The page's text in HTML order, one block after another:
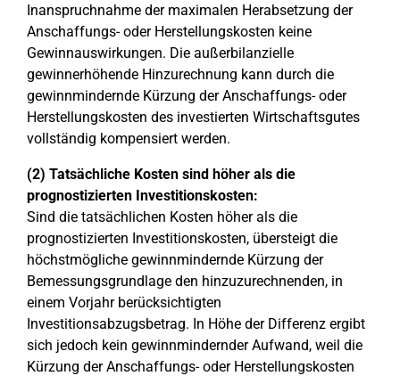
Inanspruchnahme der maximalen Herabsetzung der
Anschaffungs- oder Herstellungskosten keine
Gewinnauswirkungen. Die außerbilanzielle
gewinnerhöhende Hinzurechnung kann durch die
gewinnmindernde Kürzung der Anschaffungs- oder
Herstellungskosten des investierten Wirtschaftsgutes
vollständig kompensiert werden.
(2) Tatsächliche Kosten sind höher als die
prognostizierten Investitionskosten:
Sind die tatsächlichen Kosten höher als die
prognostizierten Investitionskosten, übersteigt die
höchstmögliche gewinnmindernde Kürzung der
Bemessungsgrundlage den hinzuzurechnenden, in
einem Vorjahr berücksichtigten
Investitionsabzugsbetrag. In Höhe der Differenz ergibt
sich jedoch kein gewinnmindernder Aufwand, weil die
Kürzung der Anschaffungs- oder Herstellungskosten